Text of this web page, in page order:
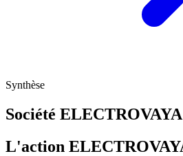
Synthèse
Société
L'action